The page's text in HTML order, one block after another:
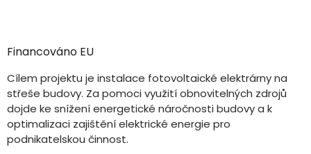
Financováno EU
Cílem projektu je instalace fotovoltaické elektrárny na
střeše budovy. Za pomoci využití obnovitelných zdrojů
dojde ke snížení energetické náročnosti budovy a k
optimalizaci zajištění elektrické energie pro
podnikatelskou činnost.